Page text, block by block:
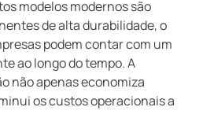
modelos modernos são
de alta durabilidade, o
podem contar com um
ao longo do tempo. A
não apenas economiza
os custos operacionais a